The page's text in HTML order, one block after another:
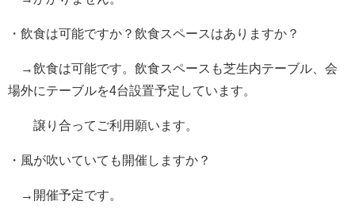
・飲食は可能ですか？飲食スペースはありますか？
→飲食は可能です。飲食スペースも芝生内テーブル、会
場外にテーブルを4台設置予定しています。
譲り合ってご利用願います。
・風が吹いていても開催しますか？
→開催予定です。